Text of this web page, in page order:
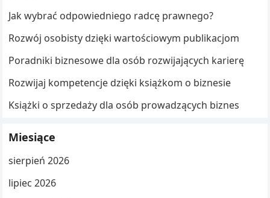
Jak wybrać odpowiedniego radcę prawnego?
Rozwój osobisty dzięki wartościowym publikacjom
Poradniki biznesowe dla osób rozwijających karierę
Rozwijaj kompetencje dzięki książkom o biznesie
Książki o sprzedaży dla osób prowadzących biznes
Miesiące
sierpień 2026
lipiec 2026